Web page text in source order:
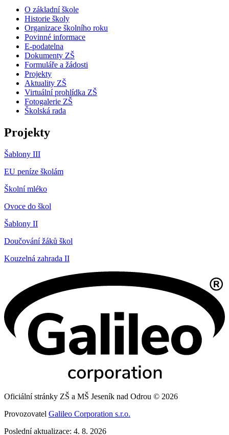
O základní škole
Historie školy
Organizace školního roku
Povinné informace
E-podatelna
Dokumenty ZŠ
Formuláře a žádosti
Projekty
Aktuality ZŠ
Virtuální prohlídka ZŠ
Fotogalerie ZŠ
Školská rada
Projekty
Šablony III
EU peníze školám
Školní mléko
Ovoce do škol
Šablony II
Doučování žáků škol
Kouzelná zahrada II
Oficiální stránky ZŠ a MŠ Jeseník nad Odrou © 2026
Provozovatel Galileo Corporation s.r.o.
Poslední aktualizace: 4. 8. 2026